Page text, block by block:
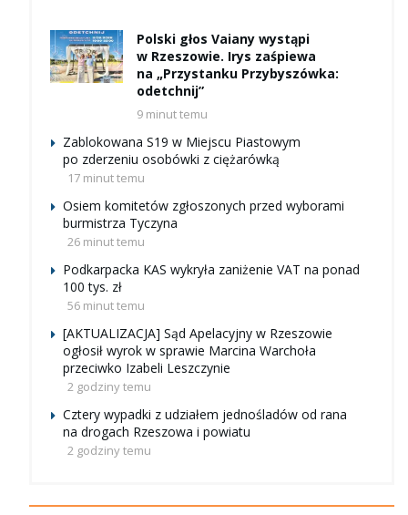
Polski głos Vaiany wystąpi
w Rzeszowie. Irys zaśpiewa
na „Przystanku Przybyszówka:
odetchnij”
9 minut temu
Zablokowana S19 w Miejscu Piastowym
po zderzeniu osobówki z ciężarówką
17 minut temu
Osiem komitetów zgłoszonych przed wyborami
burmistrza Tyczyna
26 minut temu
Podkarpacka KAS wykryła zaniżenie VAT na ponad
100 tys. zł
56 minut temu
[AKTUALIZACJA] Sąd Apelacyjny w Rzeszowie
ogłosił wyrok w sprawie Marcina Warchoła
przeciwko Izabeli Leszczynie
2 godziny temu
Cztery wypadki z udziałem jednośladów od rana
na drogach Rzeszowa i powiatu
2 godziny temu